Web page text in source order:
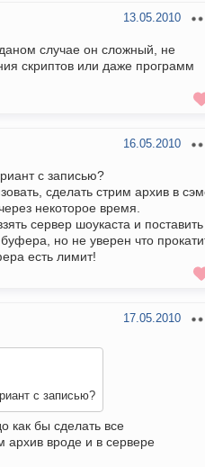
13.05.2010
случае он сложный, не
скриптов или даже программ
16.05.2010
с записью?
сделать стрим архив в
некоторое время.
сервер шоукаста и поставить
но не уверен что
есть лимит!
17.05.2010
с записью?
как бы сделать все
архив вроде и в сервере